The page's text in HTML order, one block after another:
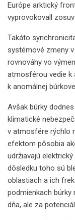
Európe arktický
vyprovokovall
Takáto
systémové zmeny
rovnováhy vo
atmosférou vedie k
k anomálnej
Avšak búrky
klimatické
v atmosfére rýchlo
efektom pôsobia
udržiavajú
dôsledku toho sú
oblastiach a ich
podmienkach búrky
dňa, ale za